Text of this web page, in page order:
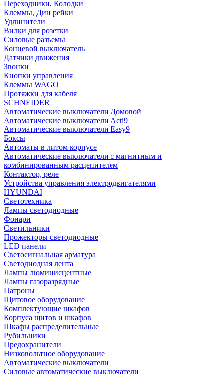
Переходники, Колодки
Клеммы, Дин рейки
Удлинители
Вилки для розетки
Силовые разъемы
Концевой выключатель
Датчики движения
Звонки
Кнопки управления
Клеммы WAGO
Протяжки для кабеля
SCHNEIDER
Автоматические выключатели Домовой
Автоматические выключатели Acti9
Автоматические выключатели Easy9
Боксы
Автоматы в литом корпусе
Автоматические выключатели с магнитным и
комбинированным расцепителем
Контактор, реле
Устройства управления электродвигателями
HYUNDAI
Светотехника
Лампы светодиодные
Фонари
Светильники
Прожекторы светодиодные
LED панели
Светосигнальная арматура
Светодиодная лента
Лампы люминисцентные
Лампы газоразрядные
Патроны
Щитовое оборудование
Комплектующие шкафов
Корпуса щитов и шкафов
Шкафы распределительные
Рубильники
Предохранители
Низковольтное оборудование
Автоматические выключатели
Силовые автоматические выключатели